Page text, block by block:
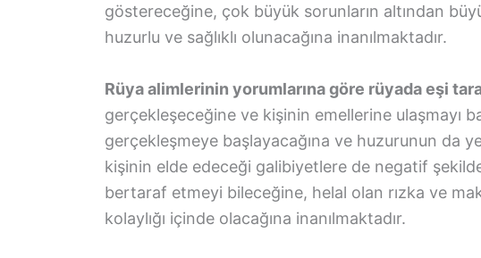
göstereceğine, çok büyük sorunların altından
huzurlu ve sağlıklı olunacağına inanılmaktadır.
Rüya alimlerinin yorumlarına göre rüyada eşi
gerçekleşeceğine ve kişinin emellerine ulaşmayı
gerçekleşmeye başlayacağına ve huzurunun da
kişinin elde edeceği galibiyetlere de negatif
bertaraf etmeyi bileceğine, helal olan rızka ve
kolaylığı içinde olacağına inanılmaktadır.